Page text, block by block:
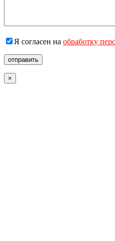
Я согласен на обработку
отправить
×